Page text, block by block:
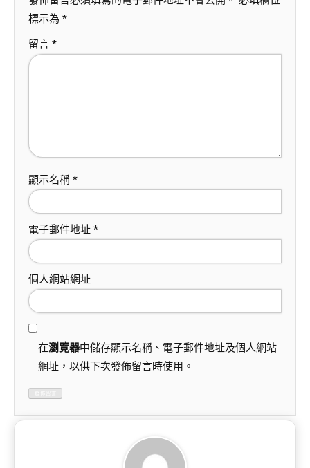
標示為 *
留言 *
顯示名稱 *
電子郵件地址 *
個人網站網址
在瀏覽器中儲存顯示名稱、電子郵件地址及個人網站
網址，以供下次發佈留言時使用。